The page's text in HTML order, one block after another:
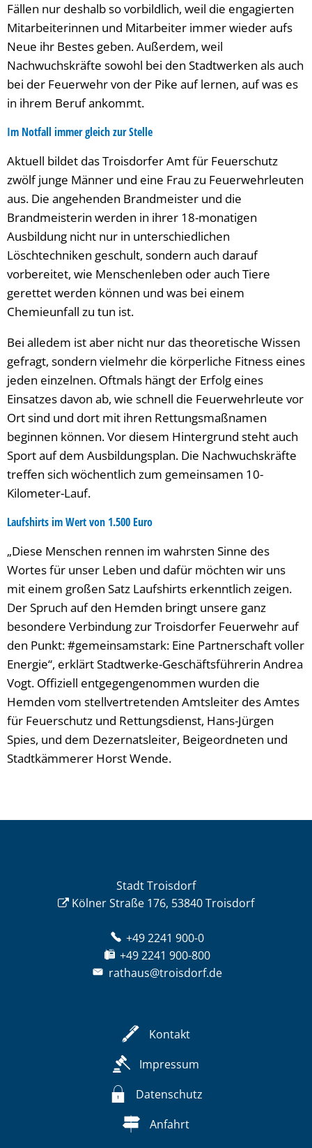
Fällen nur deshalb so vorbildlich, weil die engagierten
Mitarbeiterinnen und Mitarbeiter immer wieder aufs
Neue ihr Bestes geben. Außerdem, weil
Nachwuchskräfte sowohl bei den Stadtwerken als auch
bei der Feuerwehr von der Pike auf lernen, auf was es
in ihrem Beruf ankommt.
Im Notfall immer gleich zur Stelle
Aktuell bildet das Troisdorfer Amt für Feuerschutz
zwölf junge Männer und eine Frau zu Feuerwehrleuten
aus. Die angehenden Brandmeister und die
Brandmeisterin werden in ihrer 18-monatigen
Ausbildung nicht nur in unterschiedlichen
Löschtechniken geschult, sondern auch darauf
vorbereitet, wie Menschenleben oder auch Tiere
gerettet werden können und was bei einem
Chemieunfall zu tun ist.
Bei alledem ist aber nicht nur das theoretische Wissen
gefragt, sondern vielmehr die körperliche Fitness eines
jeden einzelnen. Oftmals hängt der Erfolg eines
Einsatzes davon ab, wie schnell die Feuerwehrleute vor
Ort sind und dort mit ihren Rettungsmaßnamen
beginnen können. Vor diesem Hintergrund steht auch
Sport auf dem Ausbildungsplan. Die Nachwuchskräfte
treffen sich wöchentlich zum gemeinsamen 10-
Kilometer-Lauf.
Laufshirts im Wert von 1.500 Euro
„Diese Menschen rennen im wahrsten Sinne des
Wortes für unser Leben und dafür möchten wir uns
mit einem großen Satz Laufshirts erkenntlich zeigen.
Der Spruch auf den Hemden bringt unsere ganz
besondere Verbindung zur Troisdorfer Feuerwehr auf
den Punkt: #gemeinsamstark: Eine Partnerschaft voller
Energie“, erklärt Stadtwerke-Geschäftsführerin Andrea
Vogt. Offiziell entgegengenommen wurden die
Hemden vom stellvertretenden Amtsleiter des Amtes
für Feuerschutz und Rettungsdienst, Hans-Jürgen
Spies, und dem Dezernatsleiter, Beigeordneten und
Stadtkämmerer Horst Wende.
Stadt Troisdorf
Kölner Straße 176, 53840 Troisdorf
+49 2241 900-0
+49 2241 900-800
rathaus@troisdorf.de
Kontakt
Impressum
Datenschutz
Anfahrt